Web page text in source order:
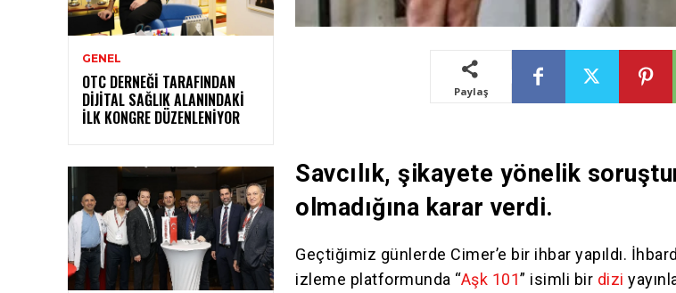
GENEL
OTC DERNEĞI TARAFINDAN
DIJITAL SAĞLIK ALANINDAKI
İLK KONGRE DÜZENLENIYOR
Paylaş
Savcılık, şikayete yönelik
olmadığına karar verdi.
Geçtiğimiz günlerde Cimer’e bir ihbar yapıldı.
izleme platformunda “Aşk 101” isimli bir dizi